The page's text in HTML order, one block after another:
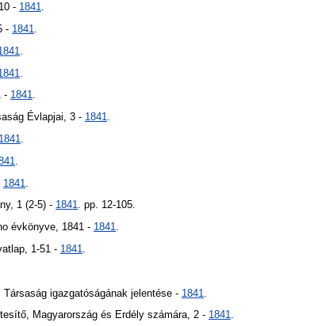
- 1841.
- 1841
- 1841.
Évlapjai, 3 - 1841.
1841
1841
1 (2-5) - 1841. pp. 12-105.
évkönyve, 1841 - 1841.
1-51 - 1841
Társaság igazgatóságának jelentése - 1841
Magyarország és Erdély számára, 2 - 1841.